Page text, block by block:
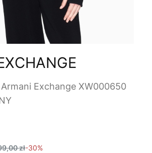
Exchange XW000650
zł-30%